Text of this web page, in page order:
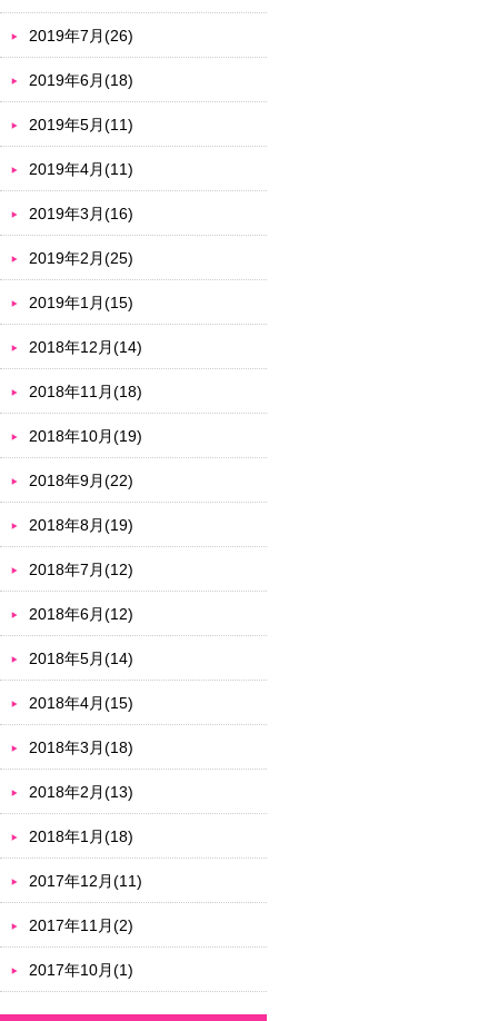
2019年7月(26)
2019年6月(18)
2019年5月(11)
2019年4月(11)
2019年3月(16)
2019年2月(25)
2019年1月(15)
2018年12月(14)
2018年11月(18)
2018年10月(19)
2018年9月(22)
2018年8月(19)
2018年7月(12)
2018年6月(12)
2018年5月(14)
2018年4月(15)
2018年3月(18)
2018年2月(13)
2018年1月(18)
2017年12月(11)
2017年11月(2)
2017年10月(1)